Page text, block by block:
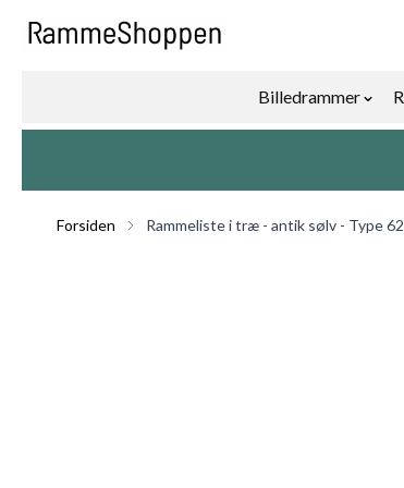
Billedrammer
Forsiden Rammeliste i træ - antik sølv - Type